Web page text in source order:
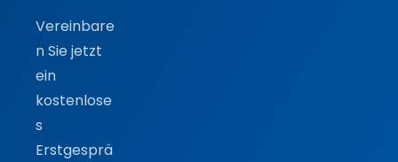
Vereinbare
n Sie jetzt
ein
kostenlose
s
Erstgesprä